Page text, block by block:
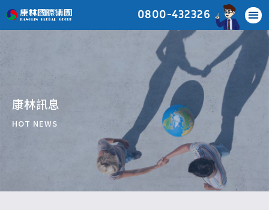
0800-432326
康林訊息
HOT NEWS